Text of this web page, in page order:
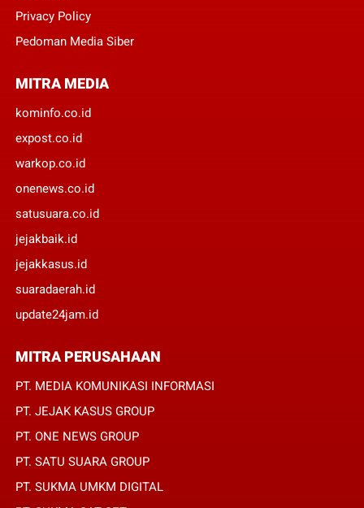
Privacy Policy
Pedoman Media Siber
MITRA MEDIA
kominfo.co.id
expost.co.id
warkop.co.id
onenews.co.id
satusuara.co.id
jejakbaik.id
jejakkasus.id
suaradaerah.id
update24jam.id
MITRA PERUSAHAAN
PT. MEDIA KOMUNIKASI INFORMASI
PT. JEJAK KASUS GROUP
PT. ONE NEWS GROUP
PT. SATU SUARA GROUP
PT. SUKMA UMKM DIGITAL